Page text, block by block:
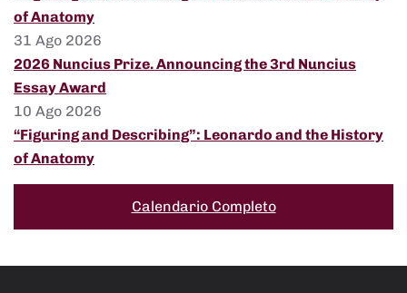
of Anatomy
31 Ago 2026
2026 Nuncius Prize. Announcing the 3rd Nuncius
Essay Award
10 Ago 2026
“Figuring and Describing”: Leonardo and the History
of Anatomy
Calendario Completo